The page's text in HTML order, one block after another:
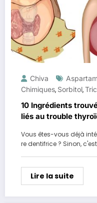
Chiva
Chimiques, Sorbitol,
10 Ingrédients
liés au trouble
Vous êtes-vous déjà
re dentifrice ? Sinon,
Lire la suite